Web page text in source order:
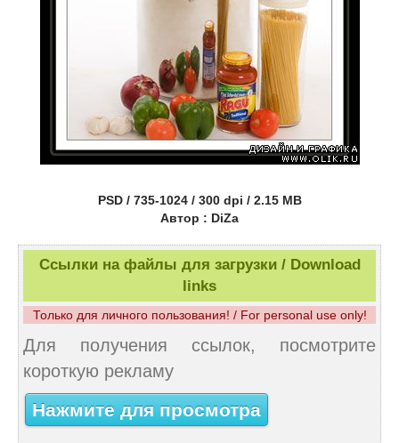
PSD / 735-1024 / 300 dpi / 2.15 MB
Автор : DiZa
Ссылки на файлы для загрузки / Download
links
Только для личного пользования! / For personal use only!
Для получения ссылок, посмотрите
короткую рекламу
Нажмите для просмотра